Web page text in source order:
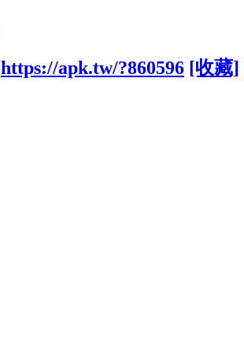
https://apk.tw/?860596 [收藏]